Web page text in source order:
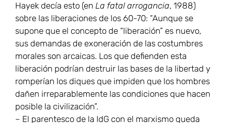
Hayek decía esto (en La fatal arrogancia, 1988)
sobre las liberaciones de los 60-70: “Aunque se
supone que el concepto de “liberación” es nuevo,
sus demandas de exoneración de las costumbres
morales son arcaicas. Los que defienden esta
liberación podrían destruir las bases de la libertad y
romperían los diques que impiden que los hombres
dañen irreparablemente las condiciones que hacen
posible la civilización”.
– El parentesco de la IdG con el marxismo queda